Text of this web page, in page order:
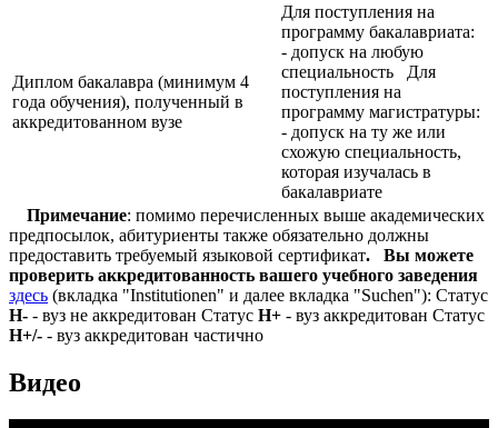
Диплом бакалавра (минимум 4
года обучения), полученный в
аккредитованном вузе
Для поступления на
программу бакалавриата:
- допуск на любую
специальность Для
поступления на
программу магистратуры:
- допуск на ту же или
схожую специальность,
которая изучалась в
бакалавриате
Примечание: помимо перечисленных выше академических
предпосылок, абитуриенты также обязательно должны
предоставить требуемый языковой сертификат.
Вы можете
проверить аккредитованность вашего учебного заведения
здесь (вкладка "Institutionen" и далее вкладка "Suchen"): Статус
Н- - вуз не аккредитован Статус Н+ - вуз аккредитован Статус
Н+/- - вуз аккредитован частично
Видео